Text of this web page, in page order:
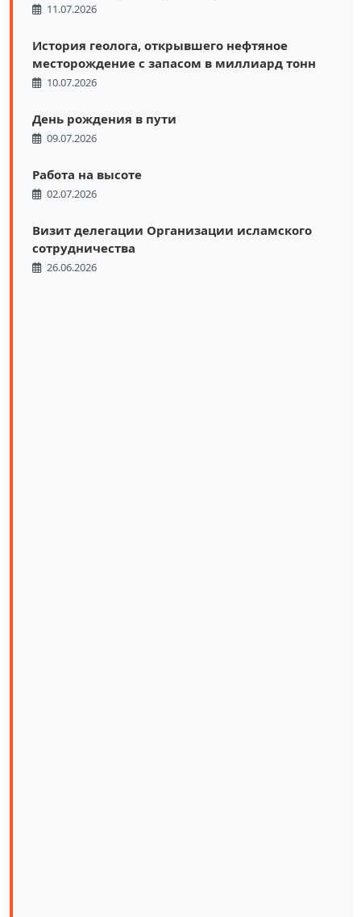
11.07.2026
История геолога, открывшего нефтяное
месторождение с запасом в миллиард тонн
10.07.2026
День рождения в пути
09.07.2026
Работа на высоте
02.07.2026
Визит делегации Организации исламского
сотрудничества
26.06.2026